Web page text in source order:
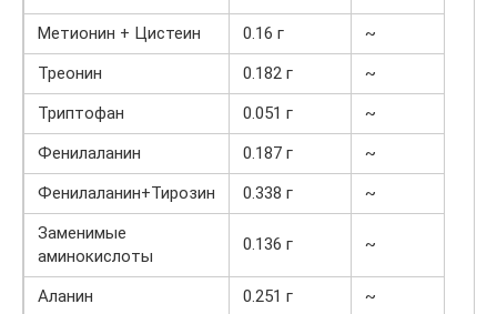
Метионин + Цистеин
0.16 г
~
Треонин
0.182 г
~
Триптофан
0.051 г
~
Фенилаланин
0.187 г
~
Фенилаланин+Тирозин
0.338 г
~
Заменимые
аминокислоты
0.136 г ~
Аланин 0.251 г ~